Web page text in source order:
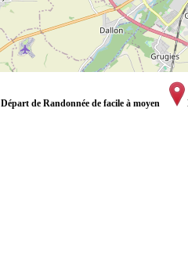
Départ de Randonnée de facile à moyen